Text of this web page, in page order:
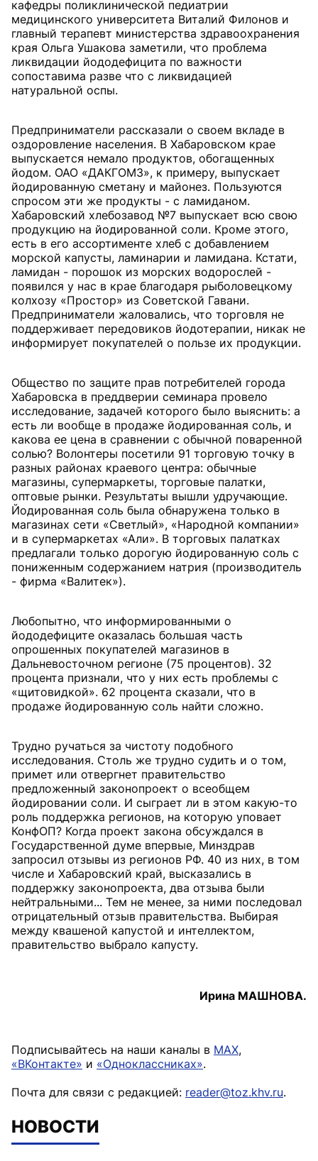
кафедры поликлинической педиатрии
медицинского университета Виталий Филонов и
главный терапевт министерства здравоохранения
края Ольга Ушакова заметили, что проблема
ликвидации йододефицита по важности
сопоставима разве что с ликвидацией
натуральной оспы.
Предприниматели рассказали о своем вкладе в
оздоровление населения. В Хабаровском крае
выпускается немало продуктов, обогащенных
йодом. ОАО «ДАКГОМЗ», к примеру, выпускает
йодированную сметану и майонез. Пользуются
спросом эти же продукты - с ламиданом.
Хабаровский хлебозавод №7 выпускает всю свою
продукцию на йодированной соли. Кроме этого,
есть в его ассортименте хлеб с добавлением
морской капусты, ламинарии и ламидана. Кстати,
ламидан - порошок из морских водорослей -
появился у нас в крае благодаря рыболовецкому
колхозу «Простор» из Советской Гавани.
Предприниматели жаловались, что торговля не
поддерживает передовиков йодотерапии, никак не
информирует покупателей о пользе их продукции.
Общество по защите прав потребителей города
Хабаровска в преддверии семинара провело
исследование, задачей которого было выяснить: а
есть ли вообще в продаже йодированная соль, и
какова ее цена в сравнении с обычной поваренной
солью? Волонтеры посетили 91 торговую точку в
разных районах краевого центра: обычные
магазины, супермаркеты, торговые палатки,
оптовые рынки. Результаты вышли удручающие.
Йодированная соль была обнаружена только в
магазинах сети «Светлый», «Народной компании»
и в супермаркетах «Али». В торговых палатках
предлагали только дорогую йодированную соль с
пониженным содержанием натрия (производитель
- фирма «Валитек»).
Любопытно, что информированными о
йододефиците оказалась большая часть
опрошенных покупателей магазинов в
Дальневосточном регионе (75 процентов). 32
процента признали, что у них есть проблемы с
«щитовидкой». 62 процента сказали, что в
продаже йодированную соль найти сложно.
Трудно ручаться за чистоту подобного
исследования. Столь же трудно судить и о том,
примет или отвергнет правительство
предложенный законопроект о всеобщем
йодировании соли. И сыграет ли в этом какую-то
роль поддержка регионов, на которую уповает
КонфОП? Когда проект закона обсуждался в
Государственной думе впервые, Минздрав
запросил отзывы из регионов РФ. 40 из них, в том
числе и Хабаровский край, высказались в
поддержку законопроекта, два отзыва были
нейтральными... Тем не менее, за ними последовал
отрицательный отзыв правительства. Выбирая
между квашеной капустой и интеллектом,
правительство выбрало капусту.
Ирина МАШНОВА.
Подписывайтесь на наши каналы в MAX,
«ВКонтакте» и «Одноклассниках».
Почта для связи с редакцией: reader@toz.khv.ru.
НОВОСТИ